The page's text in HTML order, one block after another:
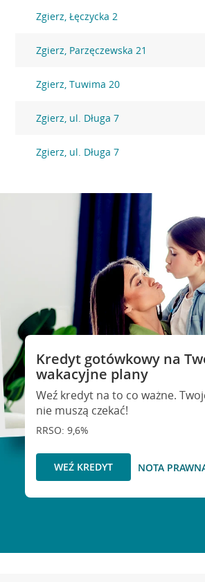
Zgierz, Łęczycka 2
Zgierz, Parzęczewska 21
Zgierz, Tuwima 20
Zgierz, ul. Długa 7
Zgierz, ul. Długa 7
Kredyt gotówkowy na
wakacyjne plany
Weź kredyt na to co ważne.
nie muszą czekać!
RRSO: 9,6%
WEŹ KREDYT NOTA